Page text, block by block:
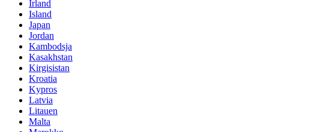
Irland
Island
Japan
Jordan
Kambodsja
Kasakhstan
Kirgisistan
Kroatia
Kypros
Latvia
Litauen
Malta